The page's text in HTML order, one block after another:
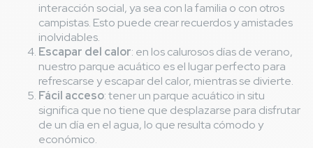
interacción social, ya sea con la familia o con otros
campistas. Esto puede crear recuerdos y amistades
inolvidables.
Escapar del calor: en los calurosos días de verano,
nuestro parque acuático es el lugar perfecto para
refrescarse y escapar del calor, mientras se divierte.
Fácil acceso: tener un parque acuático in situ
significa que no tiene que desplazarse para disfrutar
de un día en el agua, lo que resulta cómodo y
económico.